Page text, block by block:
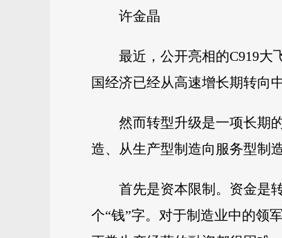
许金晶
最近，公开亮相的C919大
国经济已经从高速增长期转向
然而转型升级是一项长期
造、从生产型制造向服务型制
首先是资本限制。资金是
个“钱”字。对于制造业中的领